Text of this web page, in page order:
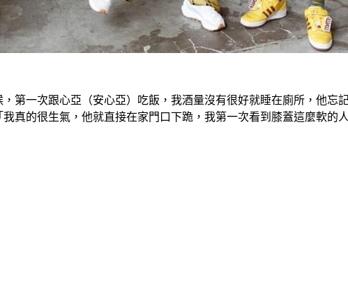
第一次跟心亞（安心亞）吃飯，我酒量沒有很好就睡在廁所，他忘
真的很生氣，他就直接在家門口下跪，我第一次看到膝蓋這麼軟的